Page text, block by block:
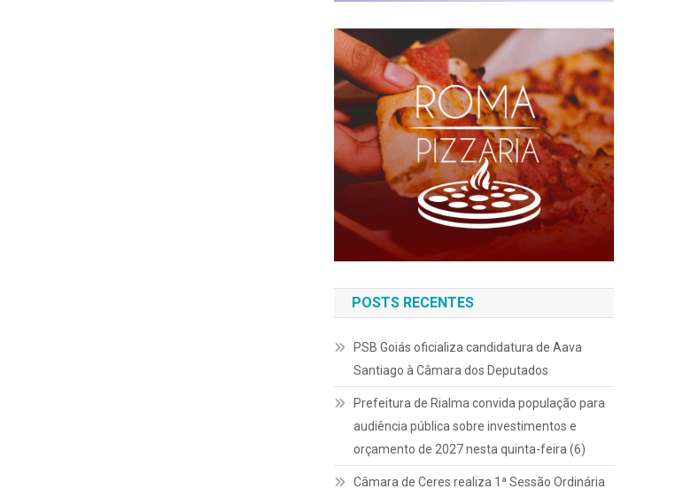
POSTS RECENTES
PSB Goiás oficializa candidatura de Aava
Santiago à Câmara dos Deputados
Prefeitura de Rialma convida população para
audiência pública sobre investimentos e
orçamento de 2027 nesta quinta-feira (6)
Câmara de Ceres realiza 1ª Sessão Ordinária